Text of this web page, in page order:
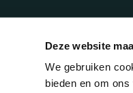
Deze website
We gebruiken
bieden en om